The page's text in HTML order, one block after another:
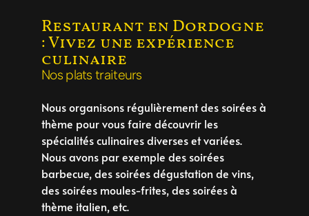
Anniversaire
Restaurant en Dordogne
: Vivez une expérience
culinaire
Nos plats traiteurs
Nous organisons régulièrement des soirées à
thème pour vous faire découvrir les
spécialités culinaires diverses et variées.
Nous avons par exemple des soirées
barbecue, des soirées dégustation de vins,
des soirées moules-frites, des soirées à
thème italien, etc.